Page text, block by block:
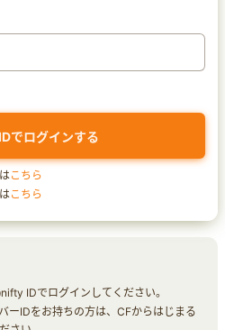
こちら
こちら
IDでログインしてください。
ーIDをお持ちの方は、CFからはじまる